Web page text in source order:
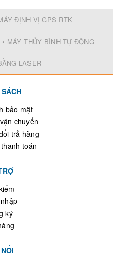
ĐỊNH VỊ GPS RTK
• MÁY THỦY BÌNH TỰ ĐỘNG
LASER
bảo mật
chuyển
trả hàng
toán
ký